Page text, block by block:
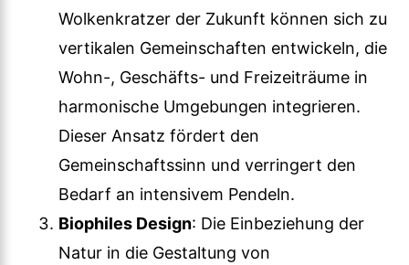
Wolkenkratzer der Zukunft können sich zu
vertikalen Gemeinschaften entwickeln, die
Wohn-, Geschäfts- und Freizeiträume in
harmonische Umgebungen integrieren.
Dieser Ansatz fördert den
Gemeinschaftssinn und verringert den
Bedarf an intensivem Pendeln.
Biophiles Design: Die Einbeziehung der
Natur in die Gestaltung von